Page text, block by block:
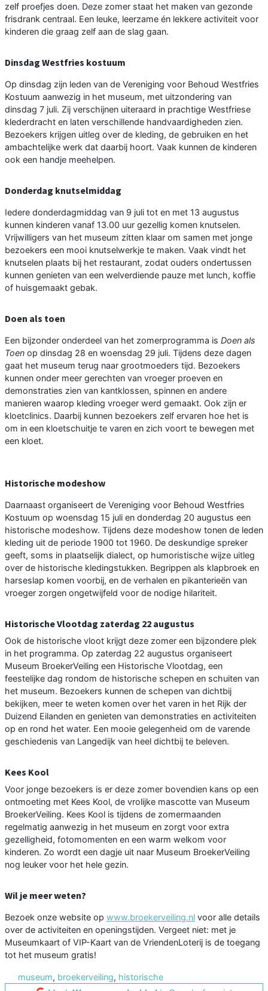
zelf proefjes doen. Deze zomer staat het maken van gezonde
frisdrank centraal. Een leuke, leerzame én lekkere activiteit voor
kinderen die graag zelf aan de slag gaan.
Dinsdag Westfries kostuum
Op dinsdag zijn leden van de Vereniging voor Behoud Westfries
Kostuum aanwezig in het museum, met uitzondering van
dinsdag 7 juli. Zij verschijnen uiteraard in prachtige Westfriese
klederdracht en laten verschillende handvaardigheden zien.
Bezoekers krijgen uitleg over de kleding, de gebruiken en het
ambachtelijke werk dat daarbij hoort. Vaak kunnen de kinderen
ook een handje meehelpen.
Donderdag knutselmiddag
Iedere donderdagmiddag van 9 juli tot en met 13 augustus
kunnen kinderen vanaf 13.00 uur gezellig komen knutselen.
Vrijwilligers van het museum zitten klaar om samen met jonge
bezoekers een mooi knutselwerkje te maken. Vaak vindt het
knutselen plaats bij het restaurant, zodat ouders ondertussen
kunnen genieten van een welverdiende pauze met lunch, koffie
of huisgemaakt gebak.
Doen als toen
Een bijzonder onderdeel van het zomerprogramma is Doen als
Toen op dinsdag 28 en woensdag 29 juli. Tijdens deze dagen
gaat het museum terug naar grootmoeders tijd. Bezoekers
kunnen onder meer gerechten van vroeger proeven en
demonstraties zien van kantklossen, spinnen en andere
manieren waarop kleding vroeger werd gemaakt. Ook zijn er
kloetclinics. Daarbij kunnen bezoekers zelf ervaren hoe het is
om in een kloetschuitje te varen en zich voort te bewegen met
een kloet.
Historische modeshow
Daarnaast organiseert de Vereniging voor Behoud Westfries
Kostuum op woensdag 15 juli en donderdag 20 augustus een
historische modeshow. Tijdens deze modeshow tonen de leden
kleding uit de periode 1900 tot 1960. De deskundige spreker
geeft, soms in plaatselijk dialect, op humoristische wijze uitleg
over de historische kledingstukken. Begrippen als klapbroek en
harseslap komen voorbij, en de verhalen en pikanterieën van
vroeger zorgen ongetwijfeld voor de nodige hilariteit.
Historische Vlootdag zaterdag 22 augustus
Ook de historische vloot krijgt deze zomer een bijzondere plek
in het programma. Op zaterdag 22 augustus organiseert
Museum BroekerVeiling een Historische Vlootdag, een
feestelijke dag rondom de historische schepen en schuiten van
het museum. Bezoekers kunnen de schepen van dichtbij
bekijken, meer te weten komen over het varen in het Rijk der
Duizend Eilanden en genieten van demonstraties en activiteiten
op en rond het water. Een mooie gelegenheid om de varende
geschiedenis van Langedijk van heel dichtbij te beleven.
Kees Kool
Voor jonge bezoekers is er deze zomer bovendien kans op een
ontmoeting met Kees Kool, de vrolijke mascotte van Museum
BroekerVeiling. Kees Kool is tijdens de zomermaanden
regelmatig aanwezig in het museum en zorgt voor extra
gezelligheid, fotomomenten en een warm welkom voor
kinderen. Zo wordt een dagje uit naar Museum BroekerVeiling
nog leuker voor het hele gezin.
Wil je meer weten?
Bezoek onze website op www.broekerveiling.nl voor alle details
over de activiteiten en openingstijden. Vergeet niet: met je
Museumkaart of VIP-Kaart van de VriendenLoterij is de toegang
tot het museum gratis!
museum, broekerveiling, historische